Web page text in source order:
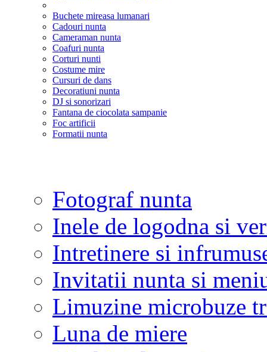
Buchete mireasa lumanari
Cadouri nunta
Cameraman nunta
Coafuri nunta
Corturi nunti
Costume mire
Cursuri de dans
Decoratiuni nunta
DJ si sonorizari
Fantana de ciocolata sampanie
Foc artificii
Formatii nunta
Fotograf nunta
Inele de logodna si
Intretinere si
Invitatii nunta si
Limuzine microbuze
Luna de miere